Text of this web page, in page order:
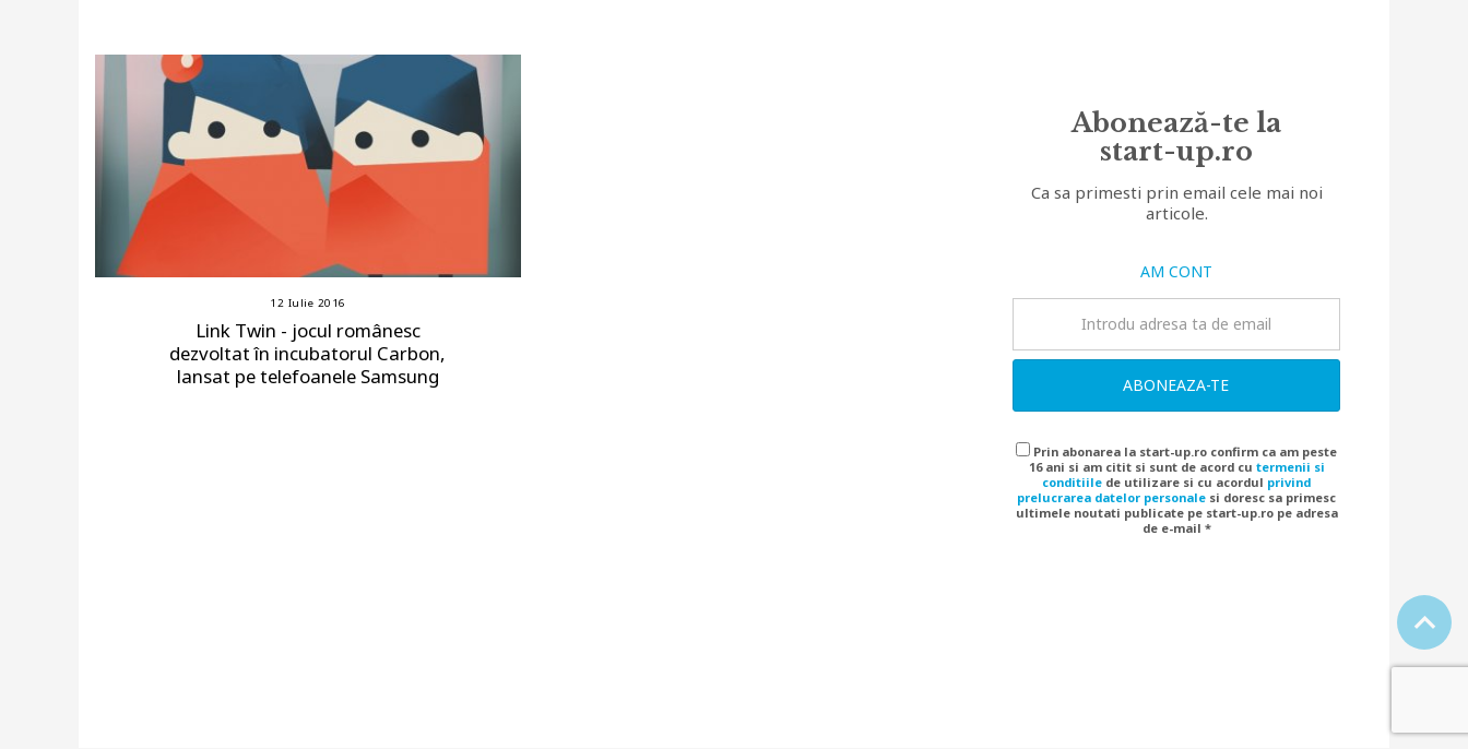
Abonează-te la
start-up.ro
Ca sa primesti prin email cele mai noi
articole.
AM CONT
ABONEAZA-TE
Prin abonarea la start-up.ro confirm ca am peste
16 ani si am citit si sunt de acord cu termenii si
conditiile de utilizare si cu acordul privind
prelucrarea datelor personale si doresc sa primesc
ultimele noutati publicate pe start-up.ro pe adresa
de e-mail *
12 Iulie 2016
Link Twin - jocul românesc
dezvoltat în incubatorul Carbon,
lansat pe telefoanele Samsung